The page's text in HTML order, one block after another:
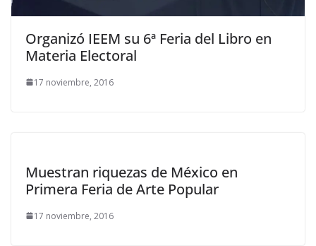
Organizó IEEM su 6ª Feria del Libro en
Materia Electoral
17 noviembre, 2016
Muestran riquezas de México en
Primera Feria de Arte Popular
17 noviembre, 2016